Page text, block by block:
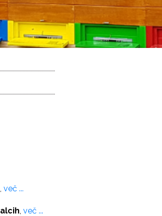
, več ...
, več ...